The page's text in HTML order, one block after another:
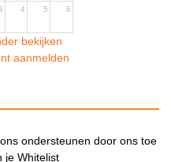
4 5 6
bekijken
aanmelden
ondersteunen door ons toe
je Whitelist